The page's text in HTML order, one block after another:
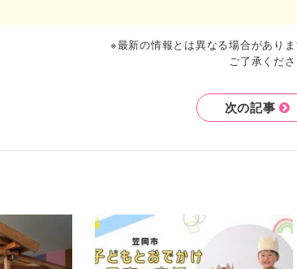
※最新の情報とは異なる場合があり
ご了承くだ
次の記事